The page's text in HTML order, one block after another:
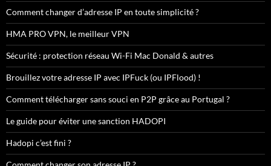
Comment changer d’adresse IP en toute simplicité ?
HMA PRO VPN, le meilleur VPN
Sécurité : protection réseau Wi-Fi Mac Donald & autres
Brouillez votre adresse IP avec IPFuck (ou IPFlood) !
Comment télécharger sans souci en P2P grâce au Portugal ?
Le guide pour éviter une sanction HADOPI
Hadopi c’est fini ?